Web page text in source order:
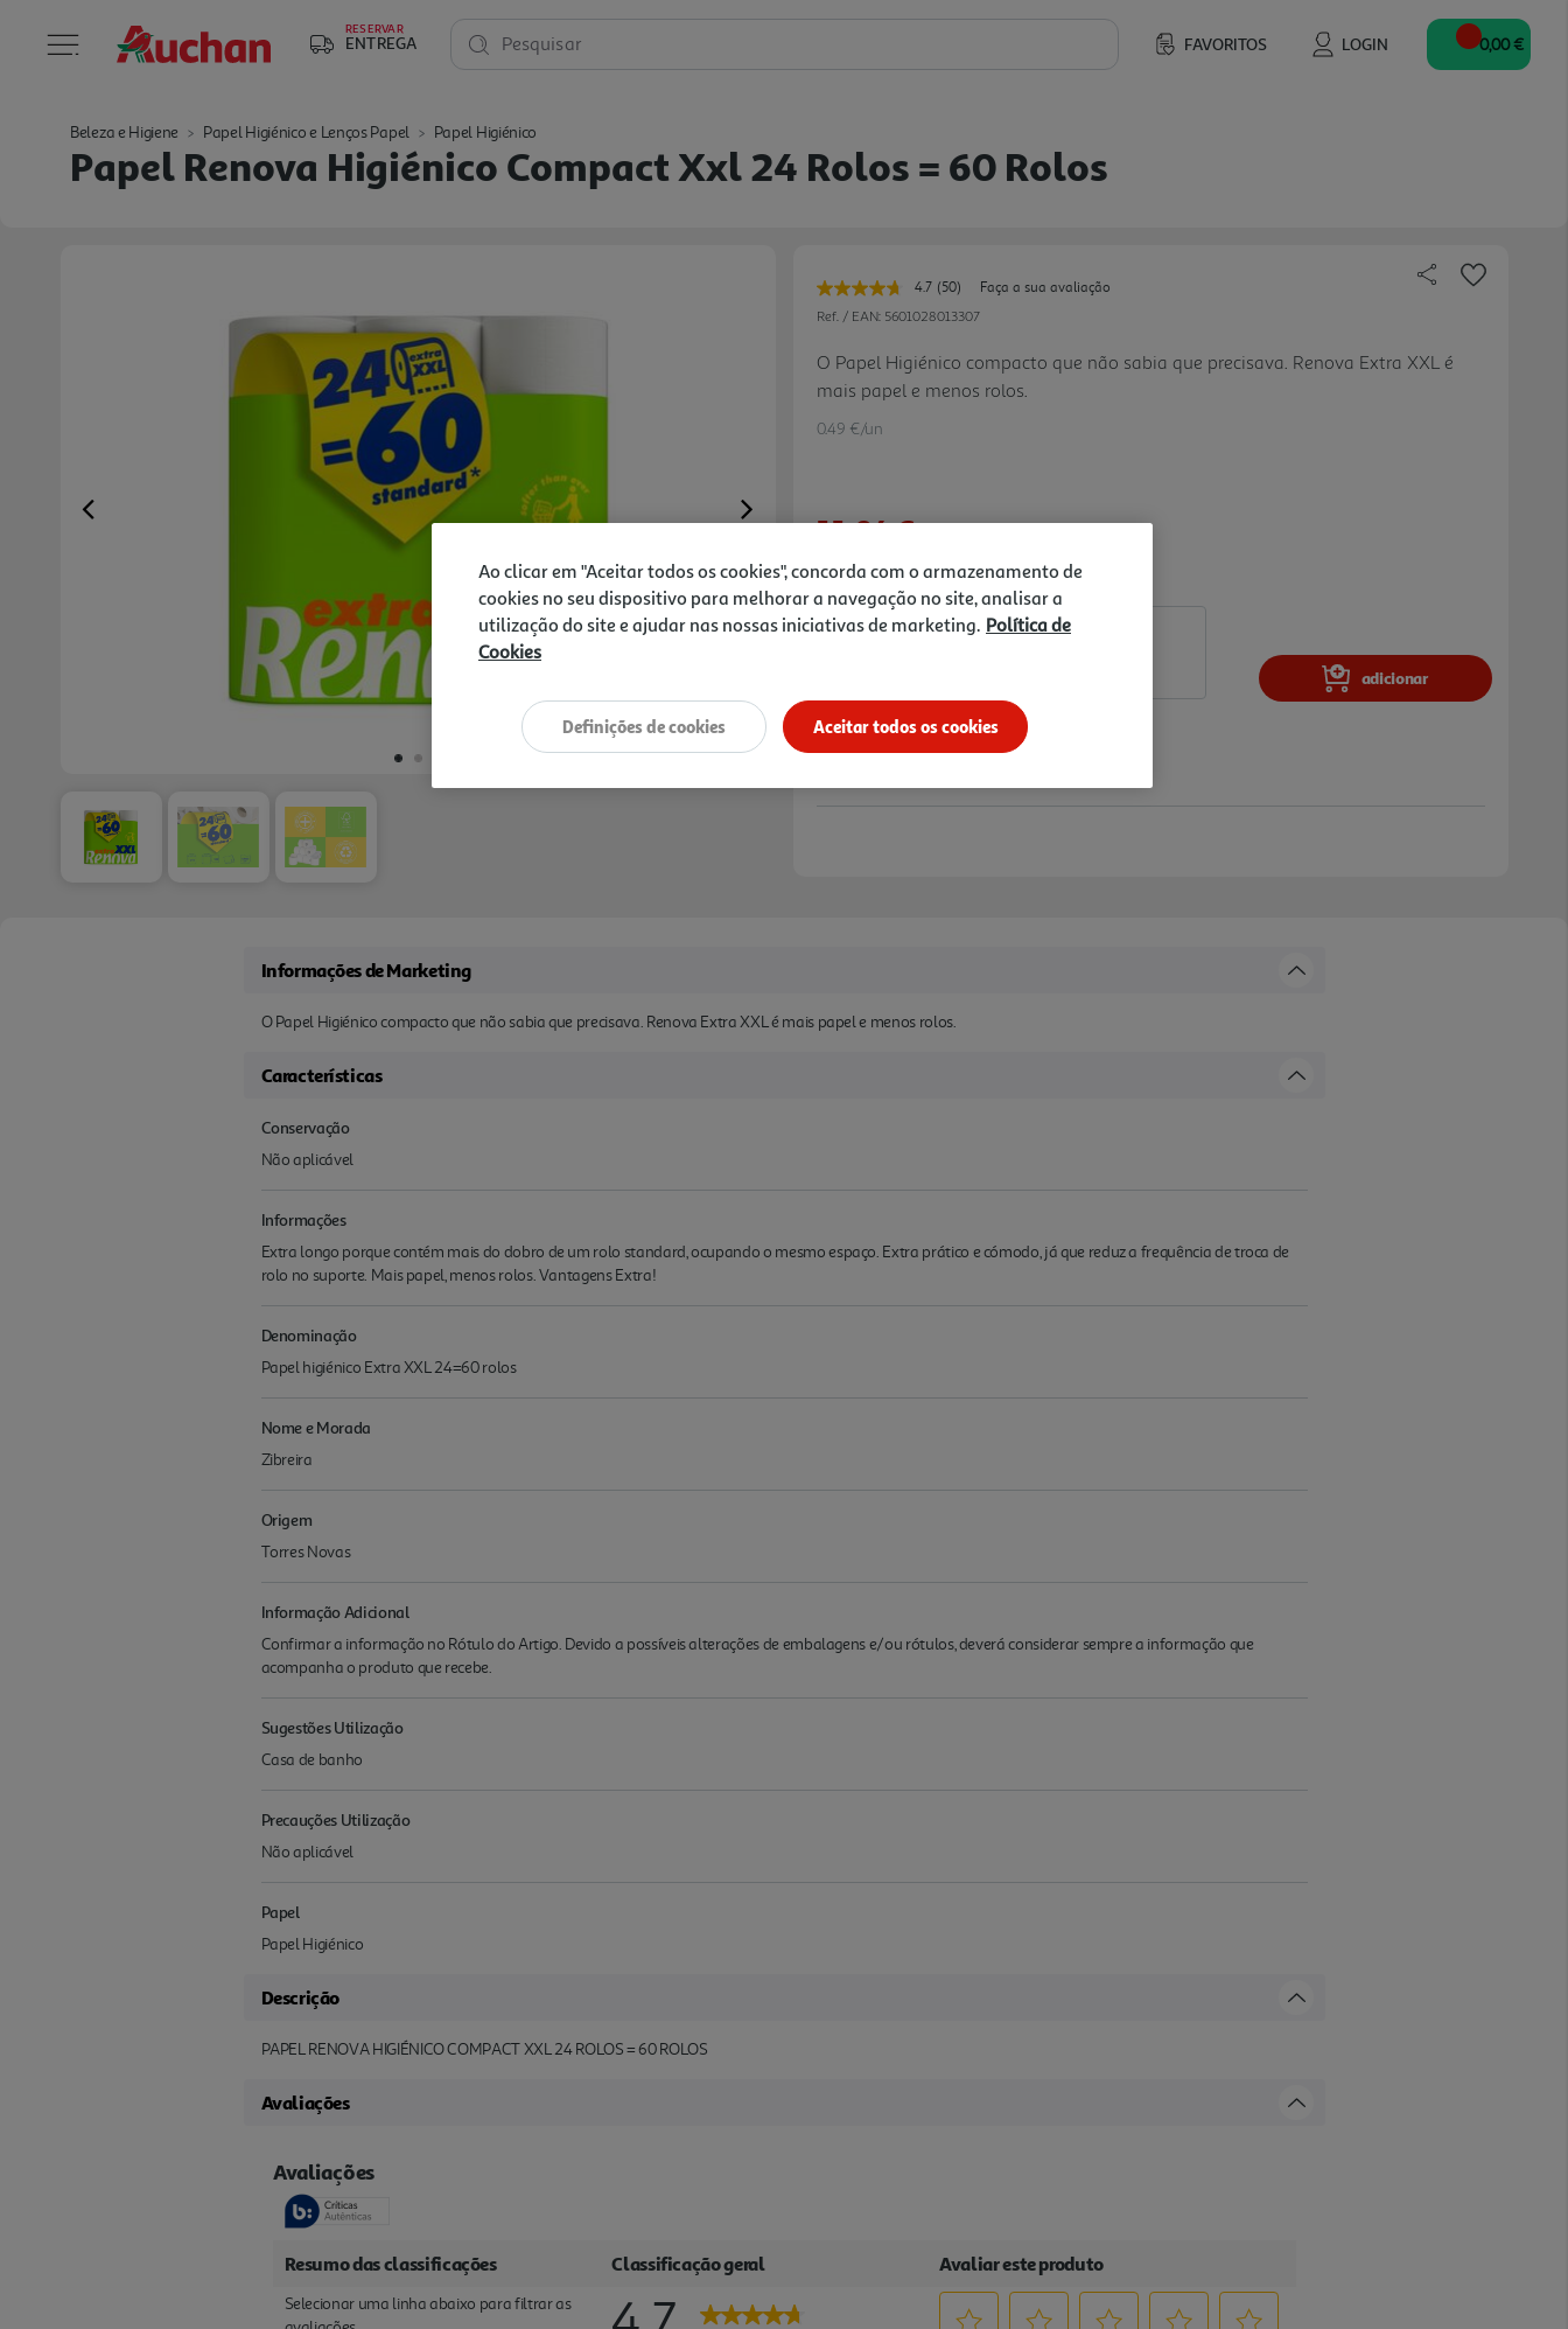
RESERVAR
ENTREGA FAVORITOS LOGIN
Pesquisar 0,00 €
Beleza e Higiene Papel Higiénico e Lenços Papel Papel Higiénico
Papel Renova Higiénico Compact Xxl 24 Rolos = 60 Rolos
Previous Next
4.7 Leu
50
Link
para
a
(50)
Faça a sua avaliação
Ref. / EAN: 5601028013307
O Papel Higiénico compacto que não sabia que precisava. Renova Extra XXL é
mais papel e menos rolos.
0.49 €/un
11,84 €
Notas de preparação
adicionar
Informações de Marketing
O Papel Higiénico compacto que não sabia que precisava. Renova Extra XXL é mais papel e menos rolos.
Características
Conservação
Não aplicável
Informações
Extra longo porque contém mais do dobro de um rolo standard, ocupando o mesmo espaço. Extra prático e cómodo, já que reduz a frequência de troca de
rolo no suporte. Mais papel, menos rolos. Vantagens Extra!
Denominação
Papel higiénico Extra XXL 24=60 rolos
Nome e Morada
Zibreira
Origem
Torres Novas
Informação Adicional
Confirmar a informação no Rótulo do Artigo. Devido a possíveis alterações de embalagens e/ou rótulos, deverá considerar sempre a informação que
acompanha o produto que recebe.
Sugestões Utilização
Casa de banho
Precauções Utilização
Não aplicável
Papel
Papel Higiénico
Descrição
PAPEL RENOVA HIGIÉNICO COMPACT XXL 24 ROLOS = 60 ROLOS
Avaliações
Ao clicar em "Aceitar todos os cookies", concorda com o armazenamento de
cookies no seu dispositivo para melhorar a navegação no site, analisar a
utilização do site e ajudar nas nossas iniciativas de marketing. Política de
Cookies
Aceitar todos os cookies
Definições de cookies